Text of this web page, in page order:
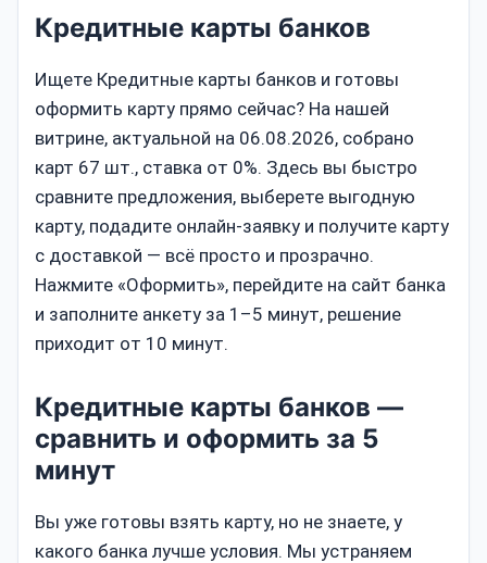
Кредитные карты банков
Ищете Кредитные карты банков и готовы
оформить карту прямо сейчас? На нашей
витрине, актуальной на 06.08.2026, собрано
карт 67 шт., ставка от 0%. Здесь вы быстро
сравните предложения, выберете выгодную
карту, подадите онлайн‑заявку и получите карту
с доставкой — всё просто и прозрачно.
Нажмите «Оформить», перейдите на сайт банка
и заполните анкету за 1–5 минут, решение
приходит от 10 минут.
Кредитные карты банков —
сравнить и оформить за 5
минут
Вы уже готовы взять карту, но не знаете, у
какого банка лучше условия. Мы устраняем